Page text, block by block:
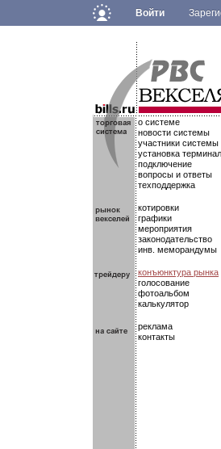
Войти
.о системе
новости системы
участники системы
установка
подключение
вопросы и ответы
техподдержка
котировки
графики
мероприятия
законодательство
инв. меморандумы
конъюнктура рынка
голосование
фотоальбом
калькулятор
реклама
контакты